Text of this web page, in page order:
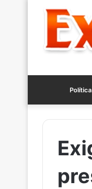
Política